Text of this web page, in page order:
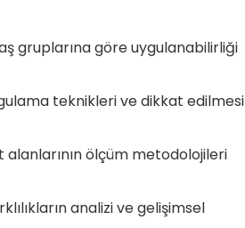
gruplarına göre uygulanabilirliği
teknikleri ve dikkat edilmesi
alanlarının ölçüm metodolojileri
analizi ve gelişimsel